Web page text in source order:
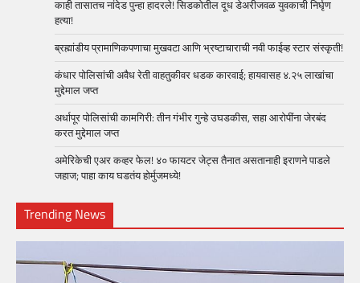
काही तासातच नांदेड पुन्हा हादरले! सिडकोतील दूध डेअरीजवळ युवकाची निर्घृण
हत्या!
ब्रह्मांडीय प्रामाणिकपणाचा मुखवटा आणि भ्रष्टाचाराची नवी फाईव्ह स्टार संस्कृती!
कंधार पोलिसांची अवैध रेती वाहतुकीवर धडक कारवाई; हायवासह ४.२५ लाखांचा
मुद्देमाल जप्त
अर्धापूर पोलिसांची कामगिरी: तीन गंभीर गुन्हे उघडकीस, सहा आरोपींना जेरबंद
करत मुद्देमाल जप्त
अमेरिकेची एअर कव्हर फेल! ४० फायटर जेट्स तैनात असतानाही इराणने पाडले
जहाज; पाहा काय घडतंय होर्मुजमध्ये!
Trending News